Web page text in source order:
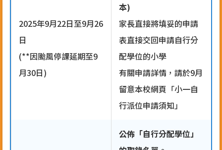
2025年9月22日至9月26
日
(**因颱風停課延期至9
月30日)
本)
家長直接將填妥的申請
表直接交回申請自行分
配學位的小學
有關申請詳情，請於9月
留意本校網頁「小一自
行派位申請須知」
公佈「自行分配學位」